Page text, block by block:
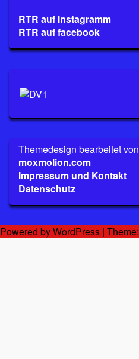
RTR auf Instagramm
RTR auf facebook
Themedesign bearbeitet von
moxmolion.com
Impressum und Kontakt
Datenschutz
Powered by WordPress | Theme: